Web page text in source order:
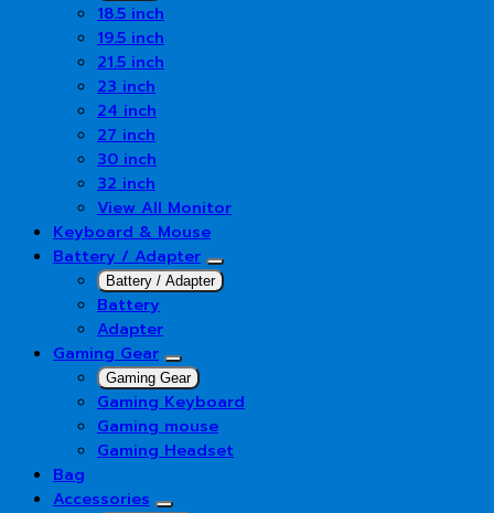
18.5 inch
19.5 inch
21.5 inch
23 inch
24 inch
27 inch
30 inch
32 inch
View All Monitor
Keyboard & Mouse
Battery / Adapter
Battery / Adapter
Battery
Adapter
Gaming Gear
Gaming Gear
Gaming Keyboard
Gaming mouse
Gaming Headset
Bag
Accessories